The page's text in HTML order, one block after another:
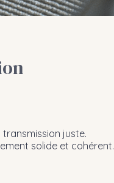
juste.
solide et cohérent.